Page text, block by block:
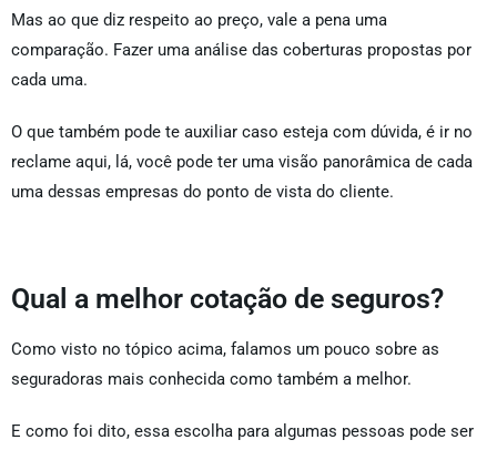
Mas ao que diz respeito ao preço, vale a pena uma
comparação. Fazer uma análise das coberturas propostas por
cada uma.
O que também pode te auxiliar caso esteja com dúvida, é ir no
reclame aqui, lá, você pode ter uma visão panorâmica de cada
uma dessas empresas do ponto de vista do cliente.
Qual a melhor cotação de seguros?
Como visto no tópico acima, falamos um pouco sobre as
seguradoras mais conhecida como também a melhor.
E como foi dito, essa escolha para algumas pessoas pode ser